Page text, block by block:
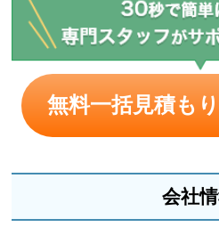
無料一括見積も
会社